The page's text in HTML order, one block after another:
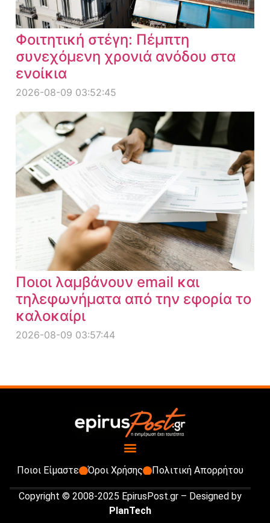
Φοιτητική στέγη: Πέμπτη
συνεχόμενη χρονιά ανόδου στα
ενοίκια
2026-08-09 03:52:45
Ποιοι λαμβάνουν email και
τηλεφωνήματα από την εφορία το
καλοκαίρι
2026-08-09 03:57:44
Ποιοι Είμαστε Όροι Χρήσης Πολιτική Απορρήτου
Copyright © 2008-2025 EpirusPost.gr – Designed by
PlanTech